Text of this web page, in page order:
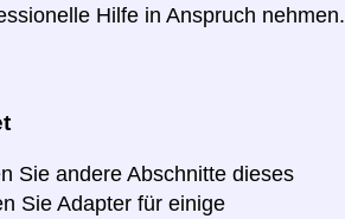
Hilfe in Anspruch nehmen.
Sie andere Abschnitte dieses
Sie Adapter für einige